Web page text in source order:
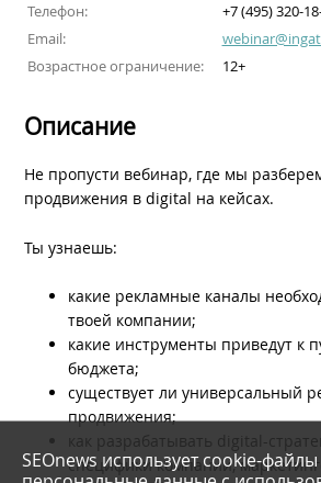
Телефон:
+7 (495) 320-
Email:
Возрастное ограничение:
12+
Описание
Не пропусти вебинар, где мы
продвижения в digital на кейсах.
Ты узнаешь:
какие рекламные каналы
твоей компании;
какие инструменты приведут к
бюджета;
существует ли универсальный
продвижения;
как разрабатывать digital-
специфики компании,
SEOnews использует cookie-